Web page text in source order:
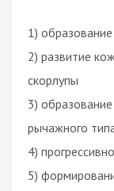
1)
2) развитие
скорлупы
3)
рычажного
4)
5)